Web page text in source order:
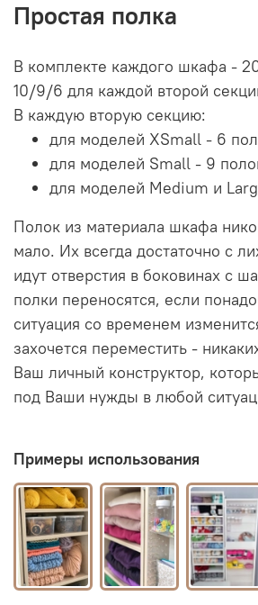
Простая полка
В комплекте каждого шкафа -
10/9/6 для каждой второй
В каждую вторую секцию:
для моделей XSmall - 6
для моделей Small - 9
для моделей Medium и
Полок из материала шкафа
мало. Их всегда достаточно с
идут отверстия в боковинах с
полки переносятся, если
ситуация со временем
захочется переместить -
Ваш личный конструктор,
под Ваши нужды в любой
Примеры использования